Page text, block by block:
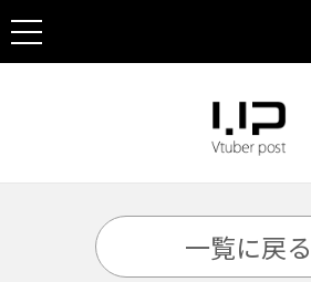
一覧に戻る